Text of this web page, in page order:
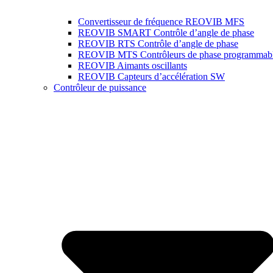
Convertisseur de fréquence REOVIB MFS
REOVIB SMART Contrôle d’angle de phase
REOVIB RTS Contrôle d’angle de phase
REOVIB MTS Contrôleurs de phase
REOVIB Aimants oscillants
REOVIB Capteurs d’accélération SW
Contrôleur de puissance